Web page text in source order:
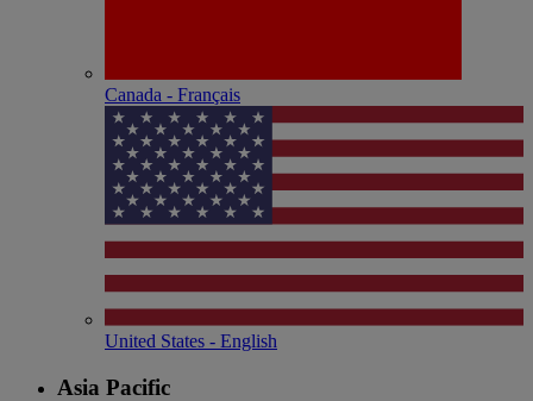
Canada - Français
United States - English
Asia Pacific